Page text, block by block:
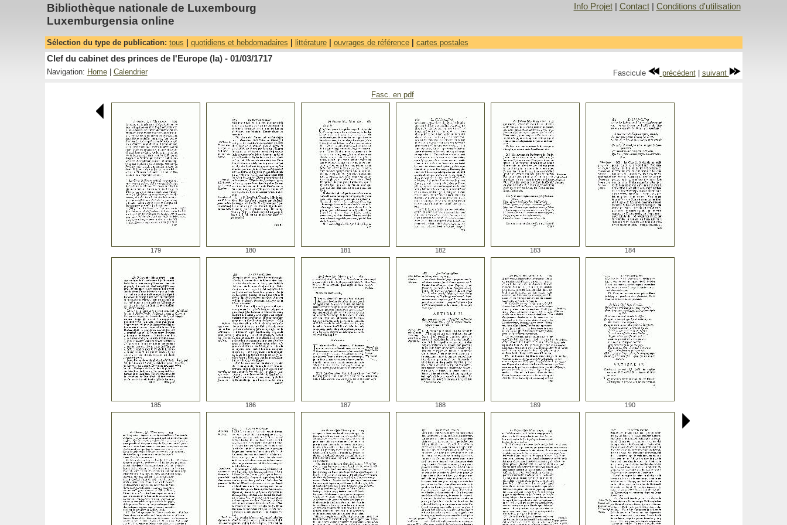
Bibliothèque nationale de Luxembourg
Luxemburgensia online
Info Projet| Contact| Conditions d'utilisation
Sélection du type de publication: tous quotidiens et hebdomadaires littérature| ouvrages de référence| cartes postales
Clef du cabinet des princes de l'Europe (la) - 01/03/1717
Navigation: Home| Calendrier Fascicule précédent| suivant
Fasc. en pdf
179 180 181 182 183 184
185 186 187 188 189 190